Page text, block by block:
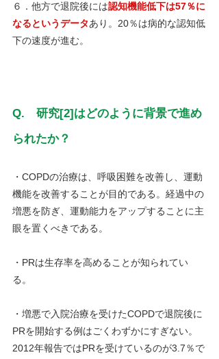
６．他方で退院後には認知機能低下は57％に
なるというデータあり。20％は病的な認知低
下の速度が進む。
Q.　研究[2]はどのように背景で進め
られたか？
・COPDの治療は、呼吸困難を改善し、運動
機能を改善することが目的である。経過中の
増悪を防ぎ、運動能力をアップすることに主
眼を置くべきである。
・PRは生存率を高めることが知られてい
る。
・増悪で入院治療を受けたCOPDで退院後に
PRを開始する例はごくわずかにすぎない。
2012年報告ではPRを受けているのが3.7％で